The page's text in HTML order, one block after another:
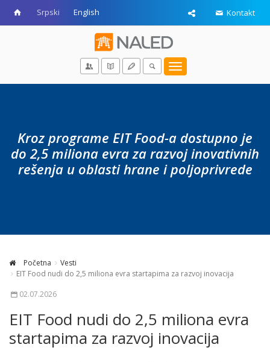
Srpski English Kontakt
Toggle
navigation
Kroz programe EIT Food-a dostupno je
do 2,5 miliona evra za razvoj inovativnih
rešenja u oblasti hrane i poljoprivrede
Početna
Vesti
EIT Food nudi do 2,5 miliona evra startapima za razvoj inovacija
02.07.2026
EIT Food nudi do 2,5 miliona evra
startapima za razvoj inovacija